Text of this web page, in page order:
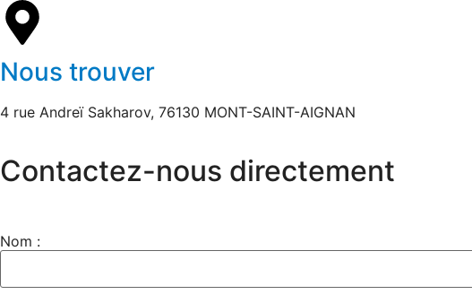
Nous trouver
4 rue Andreï Sakharov, 76130 MONT-SAINT-AIGNAN
Contactez-nous directement
Nom :